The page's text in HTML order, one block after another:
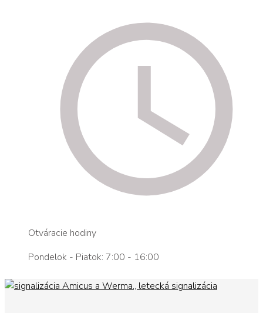
Otváracie hodiny
Pondelok - Piatok: 7:00 - 16:00